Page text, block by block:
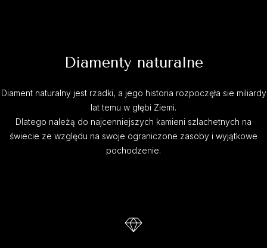
Diamenty naturalne
Diament naturalny jest rzadki, a jego historia rozpoczęła sie miliardy
lat temu w głębi Ziemi.
Dlatego należą do najcenniejszych kamieni szlachetnych na
świecie ze względu na swoje ograniczone zasoby i wyjątkowe
pochodzenie.